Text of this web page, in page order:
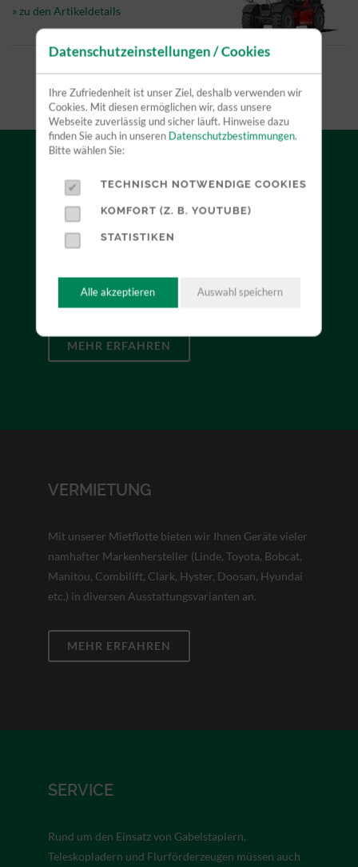
» zu den Artikeldetails
VERKAUF
Durch unsere Herstellerunabhängigkeit können wir
Sie optimale Produkt finden. Profitieren Sie dabei
von unserer jahrelangen Erfahrung.
MEHR ERFAHREN
VERMIETUNG
Mit unserer Mietflotte bieten wir Ihnen Geräte vieler
namhafter Markenhersteller (Linde, Toyota, Bobcat,
Manitou, Combilift, Clark, Hyster, Doosan, Hyundai
etc.) in diversen Ausstattungsvarianten an.
MEHR ERFAHREN
SERVICE
Rund um den Einsatz von Gabelstaplern,
Teleskopladern und Flurförderzeugen müssen auch
Datenschutzeinstellungen / Cookies
Ihre Zufriedenheit ist unser Ziel, deshalb verwenden wir
Cookies. Mit diesen ermöglichen wir, dass unsere
Webseite zuverlässig und sicher läuft. Hinweise dazu
finden Sie auch in unseren Datenschutzbestimmungen.
Bitte wählen Sie:
TECHNISCH NOTWENDIGE COOKIES
KOMFORT (Z. B. YOUTUBE)
STATISTIKEN
Alle akzeptieren Auswahl speichern